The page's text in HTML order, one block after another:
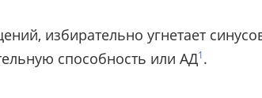
избирательно угнетает
способность или АД1.